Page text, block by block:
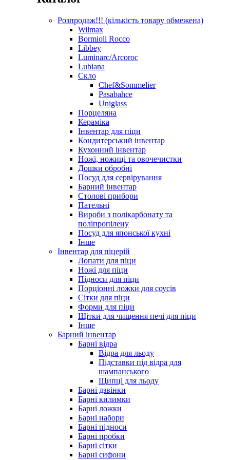
Розпродаж!!! (кількість товару обмежена)
Wilmax
Bormioli Rocco
Libbey
Luminarc/Arcoroc
Lubiana
Скло
Chef&Sommelier
Pasabahce
Uniglass
Порцеляна
Кераміка
Інвентар для піци
Кондитерський інвентар
Кухонний інвентар
Ножі, ножиці та овочечистки
Дошки обробні
Посуд для сервірування
Барний інвентар
Столові прибори
Пательні
Вироби з полікарбонату та
поліпропілену
Посуд для японської кухні
Інше
Інвентар для піцерій
Лопати для піци
Ножі для піци
Підноси для піци
Порціонні ложки для соусів
Сітки для піци
Форми для піци
Щітки для чищення печі для піци
Інше
Барний інвентар
Барні відра
Відра для льоду
Підставки під відра для
шампанського
Щипці для льоду
Барні дзвінки
Барні килимки
Барні ложки
Барні набори
Барні підноси
Барні пробки
Барні сітки
Барні сифони